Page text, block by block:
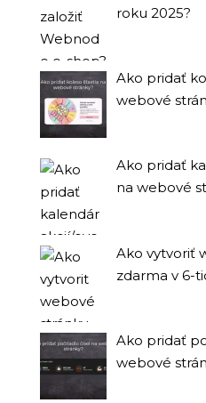
roku 2025?
Ako pridať
webové
Ako pridať
na webové
Ako vytvoriť
zdarma v 6-
Ako pridať
webové